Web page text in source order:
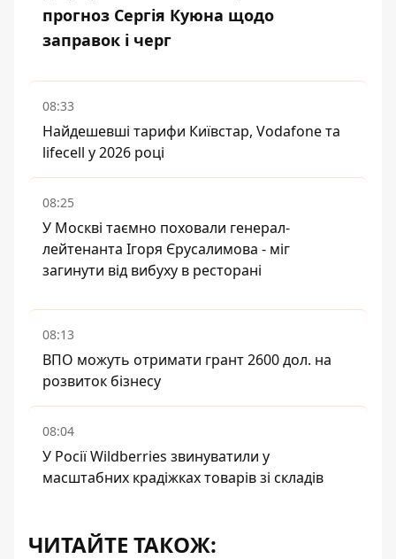
прогноз Сергія Куюна щодо
заправок і черг
08:33
Найдешевші тарифи Київстар, Vodafone та
lifecell у 2026 році
08:25
У Москві таємно поховали генерал-
лейтенанта Ігоря Єрусалимова - міг
загинути від вибуху в ресторані
08:13
ВПО можуть отримати грант 2600 дол. на
розвиток бізнесу
08:04
У Росії Wildberries звинуватили у
масштабних крадіжках товарів зі складів
ЧИТАЙТЕ ТАКОЖ: